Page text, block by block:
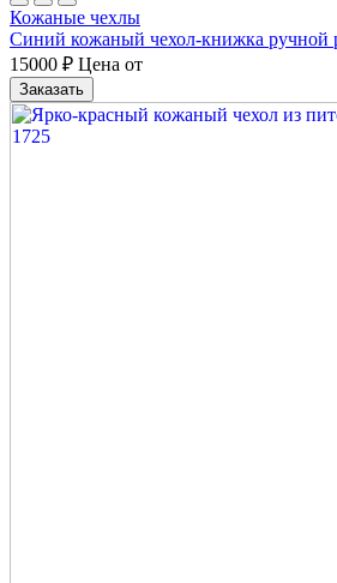
Кожаные чехлы
Синий кожаный чехол-книжка ручной
15000 ₽ Цена от
Заказать